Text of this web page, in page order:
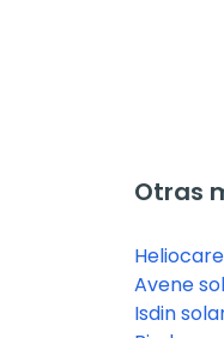
Otras
Heliocare
Avene
Isdin